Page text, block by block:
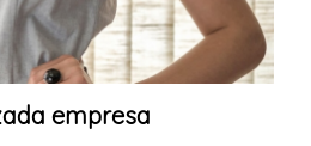
empresa